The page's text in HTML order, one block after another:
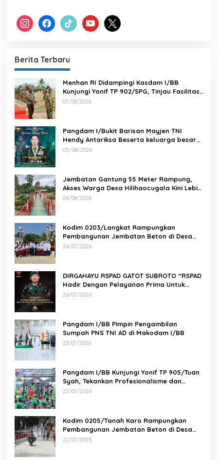
instagram facebook tiktok youtube x
Berita Terbaru
Menhan RI Didampingi Kasdam I/BB
Kunjungi Yonif TP 902/SPG, Tinjau Fasilitas
dan Beri Motivasi Prajurit
07/08/2026
Pangdam I/Bukit Barisan Mayjen TNI
Hendy Antariksa Beserta keluarga besar
Kodam I/BB Mengucapkan : Selamat Ulang
05/08/2026
Jembatan Gantung 55 Meter Rampung,
Akses Warga Desa Hilihaocugala Kini Lebih
Aman
04/08/2026
Kodim 0203/Langkat Rampungkan
Pembangunan Jembatan Beton di Desa
Paluh Manis
26/07/2026
DIRGAHAYU RSPAD GATOT SUBROTO “RSPAD
Hadir Dengan Pelayanan Prima Untuk
Indonesia Maju” 26 JULI 1950 – 26 JULI 2026
26/07/2026
Pangdam I/BB Pimpin Pengambilan
Sumpah PNS TNI AD di Makodam I/BB
23/07/2026
Pangdam I/BB Kunjungi Yonif TP 905/Tuan
Syah, Tekankan Profesionalisme dan
Kesiapan Prajurit
22/07/2026
Kodim 0205/Tanah Karo Rampungkan
Pembangunan Jembatan Beton di Desa
Pernantin
22/07/2026